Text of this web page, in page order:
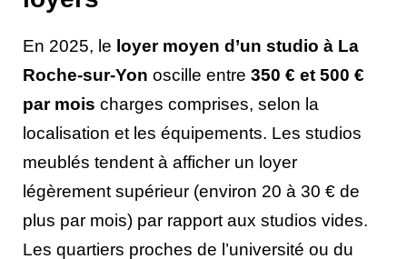
En 2025, le loyer moyen d’un studio à La
Roche-sur-Yon oscille entre 350 € et 500 €
par mois charges comprises, selon la
localisation et les équipements. Les studios
meublés tendent à afficher un loyer
légèrement supérieur (environ 20 à 30 € de
plus par mois) par rapport aux studios vides.
Les quartiers proches de l’université ou du